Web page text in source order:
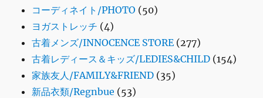
コーディネイト/PHOTO (50)
ヨガストレッチ (4)
古着メンズ/INNOCENCE STORE (277)
古着レディース＆キッズ/LEDIES&CHILD (154)
家族友人/FAMILY&FRIEND (35)
新品衣類/Regnbue (53)